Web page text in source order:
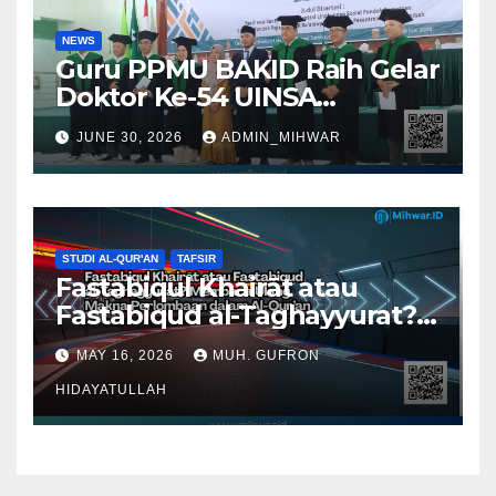
NEWS
Guru PPMU BAKID Raih Gelar
Doktor Ke-54 UINSA
Surabaya
JUNE 30, 2026 ADMIN_MIHWAR
STUDI AL-QUR'AN TAFSIR
Fastabiqul Khairāt atau
Fastabiqud al-Taghayyurat?
Membaca Ulang Makna
Perlombaan dalam Al-Qur’an
MAY 16, 2026 MUH. GUFRON
HIDAYATULLAH